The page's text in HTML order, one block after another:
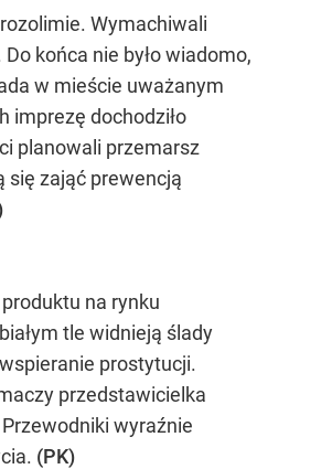
Wymachiwali
końca nie było wiadomo,
w mieście uważanym
imprezę dochodziło
planowali przemarsz
się zająć prewencją
na rynku
tle widnieją ślady
prostytucji.
przedstawicielka
wyraźnie
(PK)